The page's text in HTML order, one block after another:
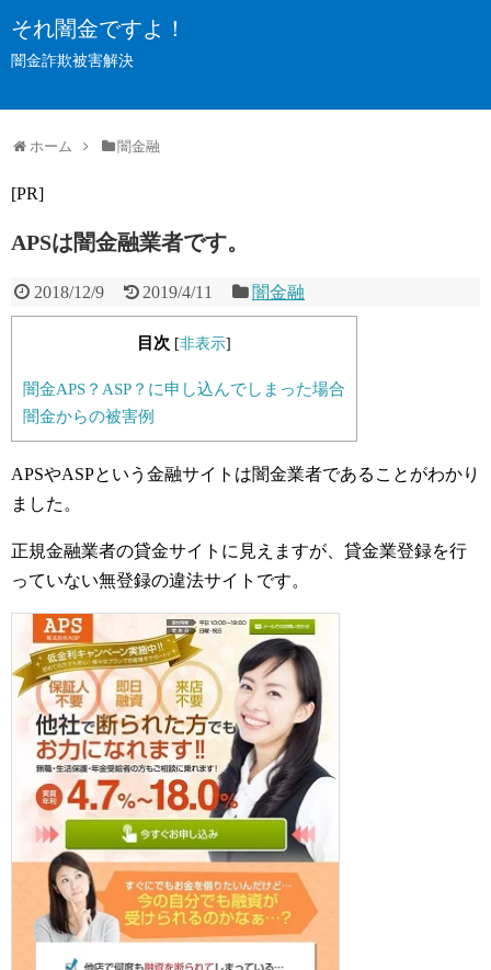
それ闇金ですよ！
闇金詐欺被害解決
ホーム 闇金融
[PR]
APSは闇金融業者です。
2018/12/9 2019/4/11 闇金融
目次 [非表示]
闇金APS？ASP？に申し込んでしまった場合
闇金からの被害例
APSやASPという金融サイトは闇金業者であることがわかり
ました。
正規金融業者の貸金サイトに見えますが、貸金業登録を行
っていない無登録の違法サイトです。